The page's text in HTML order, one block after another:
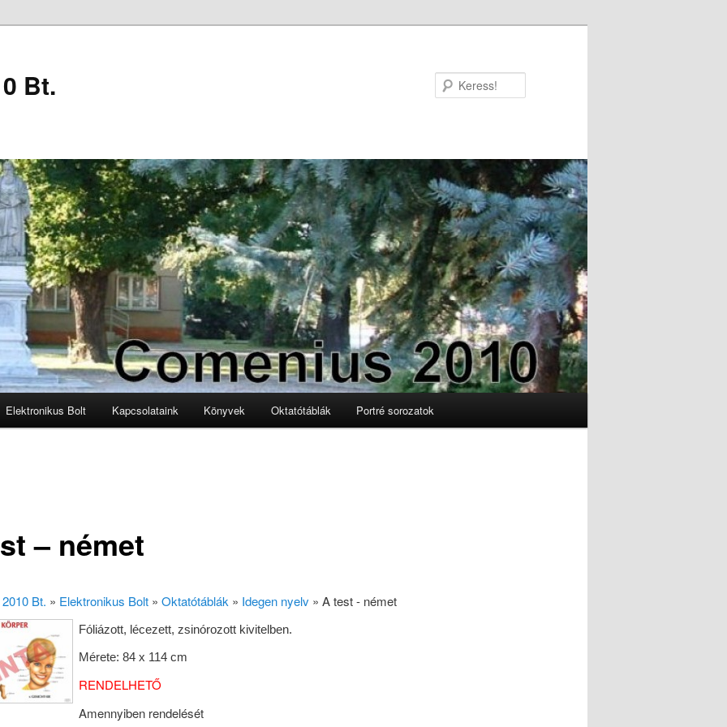
Bt.
Elektronikus Bolt Kapcsolataink Könyvek Oktatótáblák Portré sorozatok
– német
Bt. » Elektronikus Bolt» Oktatótáblák » Idegen nyelv» A test - német
Fóliázott, lécezett, zsinórozott kivitelben.
Mérete: 84 x 114 cm
RENDELHETŐ
Amennyiben rendelését